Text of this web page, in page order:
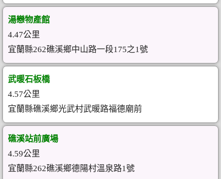
湯戀物產館
4.47公里
宜蘭縣262礁溪鄉中山路一段175之1號
武暖石板橋
4.57公里
宜蘭縣礁溪鄉光武村武暖路福德廟前
礁溪站前廣場
4.59公里
宜蘭縣262礁溪鄉德陽村溫泉路1號